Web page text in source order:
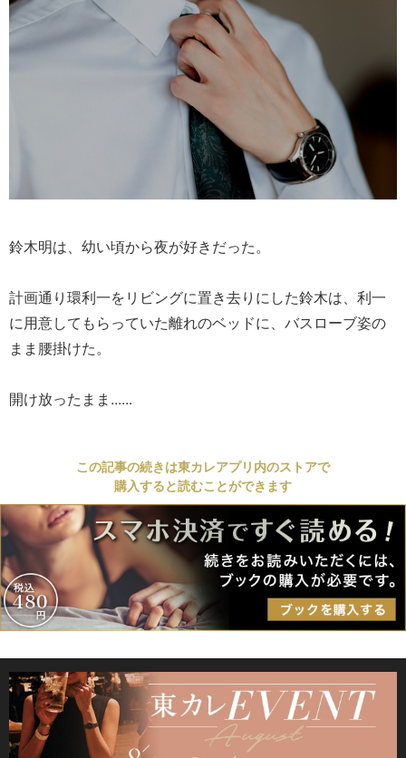
鈴木明は、幼い頃から夜が好きだった。
計画通り環利一をリビングに置き去りにした鈴木は、利一
に用意してもらっていた離れのベッドに、バスローブ姿の
まま腰掛けた。
開け放ったまま......
この記事の続きは東カレアプリ内のストアで
購入すると読むことができます